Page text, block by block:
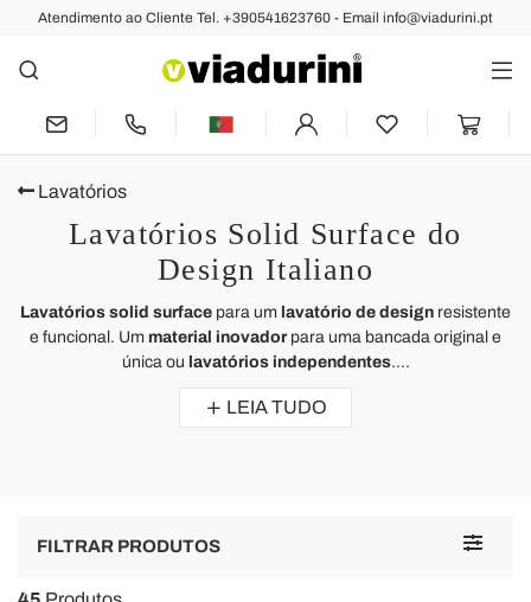
Atendimento ao Cliente Tel. +390541623760 - Email info@viadurini.pt
Lavatórios
Lavatórios Solid Surface do
Design Italiano
Lavatórios solid surface para um lavatório de design resistente
e funcional. Um material inovadorpara uma bancada original e
única ou lavatórios independentes....
LEIA TUDO
Toggle
FILTRAR PRODUTOS